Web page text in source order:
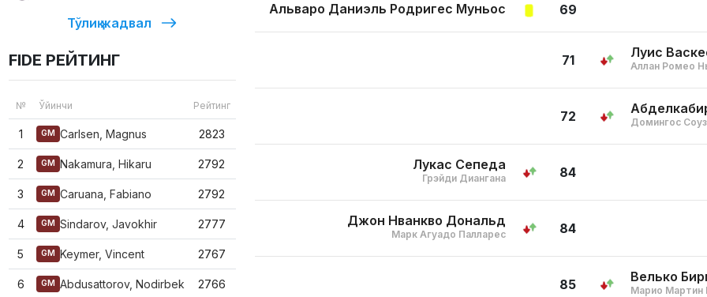
Тўлиқ жадвал
FIDE РЕЙТИНГ
№ Ўйинчи Рейтинг
1 GM Carlsen, Magnus 2823
2 GM Nakamura, Hikaru 2792
3 GM Caruana, Fabiano 2792
4 GM Sindarov, Javokhir 2777
5 GM Keymer, Vincent 2767
6 GM Abdusattorov, Nodirbek 2766
69
Альваро Даниэль Родригес Муньос
71 Луис
Аллан Ромео
72 Домингос
84
Лукас Сепеда
Грэйди Диангана
84
Джон Нванкво Дональд
Марк Агуадо Палларес
85 Велько
Марио Мартин